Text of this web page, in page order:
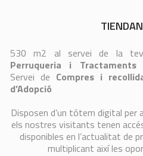
530 m2 al servei de la
Perruqueria i Tractaments
Servei de Compres i
d’Adopció
Disposen d’un tótem digital per
els nostres visitants tenen
disponibles en l’actualitat de
multiplicant així les